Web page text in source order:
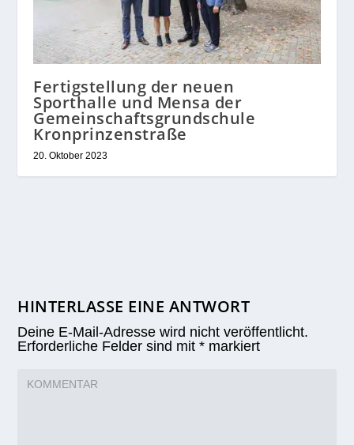
Fertigstellung der neuen
Sporthalle und Mensa der
Gemeinschaftsgrundschule
Kronprinzenstraße
20. Oktober 2023
HINTERLASSE EINE ANTWORT
Deine E-Mail-Adresse wird nicht veröffentlicht.
Erforderliche Felder sind mit* markiert